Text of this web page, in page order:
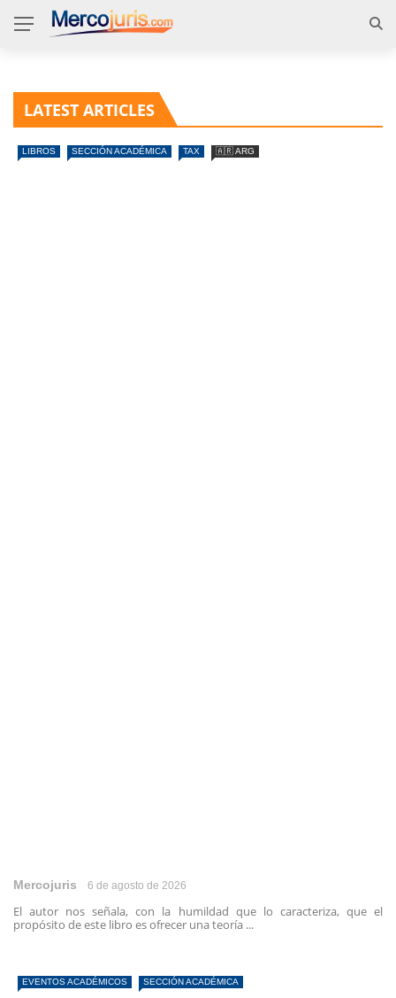
LATEST ARTICLES
LIBROS SECCIÓN ACADÉMICA TAX 🇦🇷 ARG
Mercojuris 6 de agosto de 2026
El autor nos señala, con la humildad que lo caracteriza, que el
propósito de este libro es ofrecer una teoría ...
EVENTOS ACADÉMICOS SECCIÓN ACADÉMICA